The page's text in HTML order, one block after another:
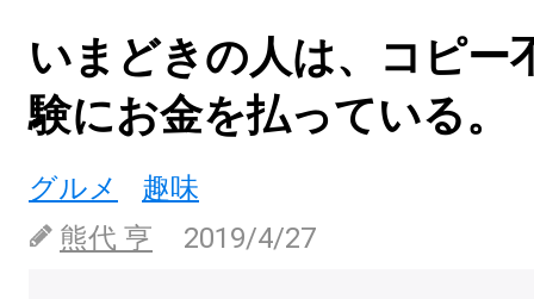
いまどきの人は、コピー
験にお金を払っている。
グルメ
趣味
熊代 亨
2019/4/27